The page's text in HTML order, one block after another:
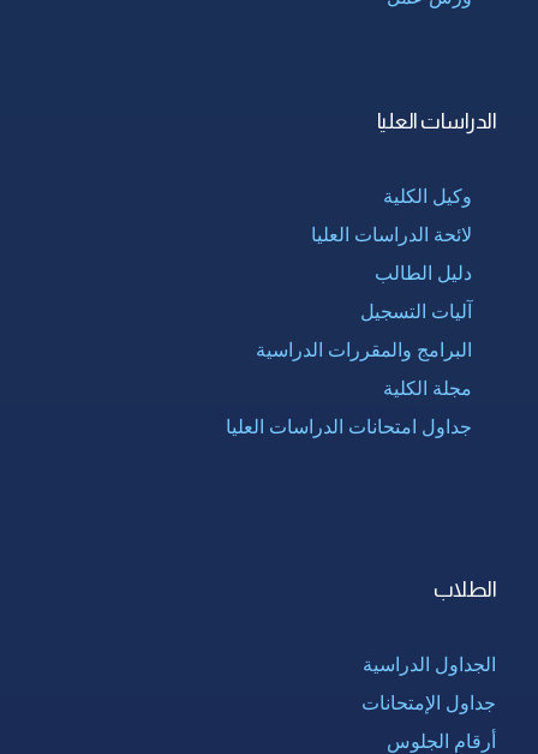
الدراسات العليا
وكيل الكلية
لائحة الدراسات العليا
دليل الطالب
آليات التسجيل
البرامج والمقررات الدراسية
مجلة الكلية
جداول امتحانات الدراسات العليا
الطلاب
الجداول الدراسية
جداول الإمتحانات
أرقام الجلوس